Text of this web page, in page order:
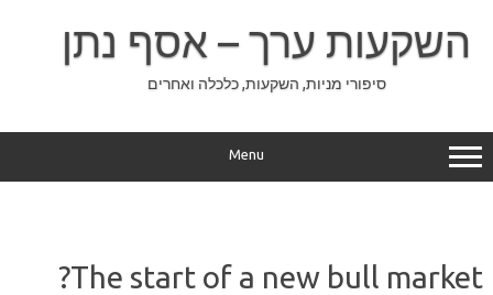
השקעות ערך – אסף נתן
סיפורי מניות, השקעות, כלכלה ואחרים
Menu
The start of a new bull market?